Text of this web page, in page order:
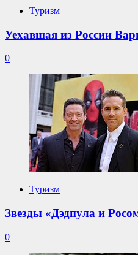
Туризм
Уехавшая из России
0
Туризм
Звезды «Дэдпула и
0